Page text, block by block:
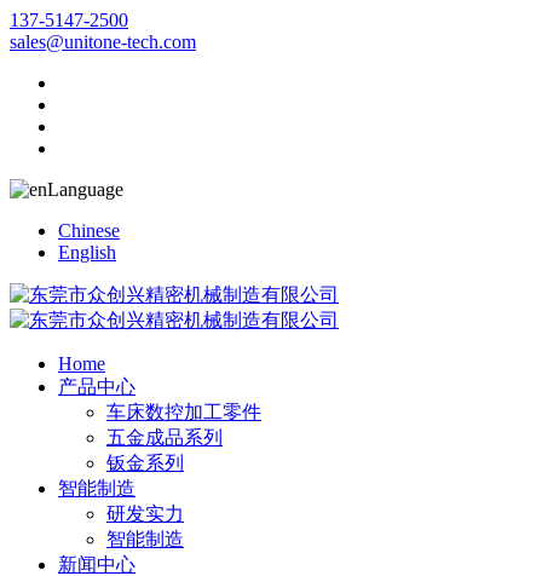
137-5147-2500
sales@unitone-tech.com
Language
Chinese
English
Home
产品中心
车床数控加工零件
五金成品系列
钣金系列
智能制造
研发实力
智能制造
新闻中心